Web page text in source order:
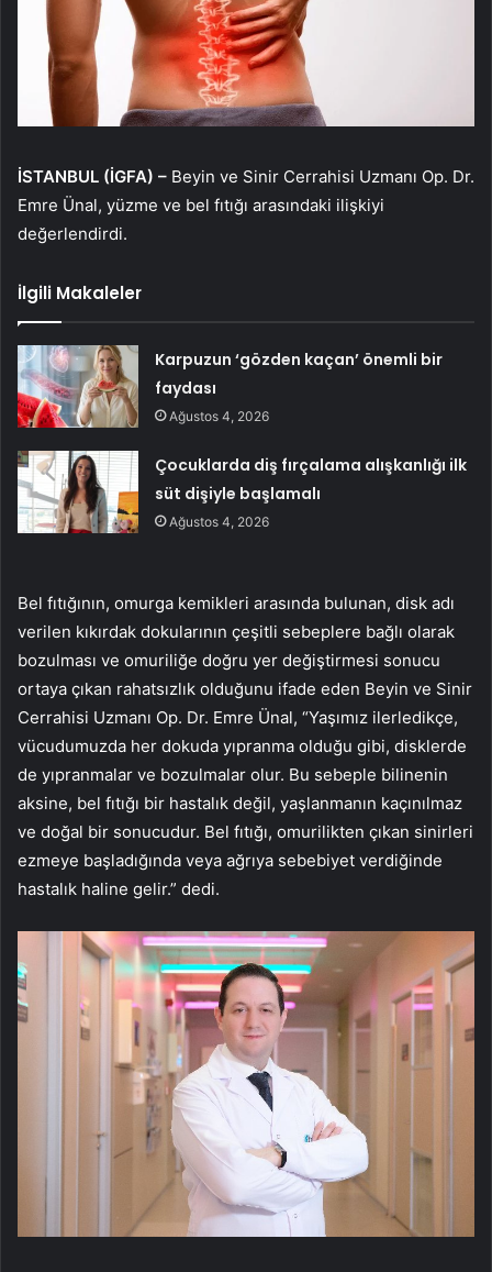
İSTANBUL (İGFA) – Beyin ve Sinir Cerrahisi Uzmanı Op. Dr.
Emre Ünal, yüzme ve bel fıtığı arasındaki ilişkiyi
değerlendirdi.
İlgili Makaleler
Karpuzun ‘gözden kaçan’ önemli bir
faydası
Ağustos 4, 2026
Çocuklarda diş fırçalama alışkanlığı ilk
süt dişiyle başlamalı
Ağustos 4, 2026
Bel fıtığının, omurga kemikleri arasında bulunan, disk adı
verilen kıkırdak dokularının çeşitli sebeplere bağlı olarak
bozulması ve omuriliğe doğru yer değiştirmesi sonucu
ortaya çıkan rahatsızlık olduğunu ifade eden Beyin ve Sinir
Cerrahisi Uzmanı Op. Dr. Emre Ünal, “Yaşımız ilerledikçe,
vücudumuzda her dokuda yıpranma olduğu gibi, disklerde
de yıpranmalar ve bozulmalar olur. Bu sebeple bilinenin
aksine, bel fıtığı bir hastalık değil, yaşlanmanın kaçınılmaz
ve doğal bir sonucudur. Bel fıtığı, omurilikten çıkan sinirleri
ezmeye başladığında veya ağrıya sebebiyet verdiğinde
hastalık haline gelir.” dedi.